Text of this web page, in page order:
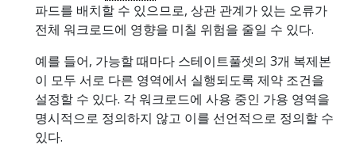
파드를 배치할 수 있으므로, 상관 관계가 있는 오류가
전체 워크로드에 영향을 미칠 위험을 줄일 수 있다.
예를 들어, 가능할 때마다 스테이트풀셋의 3개 복제본
이 모두 서로 다른 영역에서 실행되도록 제약 조건을
설정할 수 있다. 각 워크로드에 사용 중인 가용 영역을
명시적으로 정의하지 않고 이를 선언적으로 정의할 수
있다.